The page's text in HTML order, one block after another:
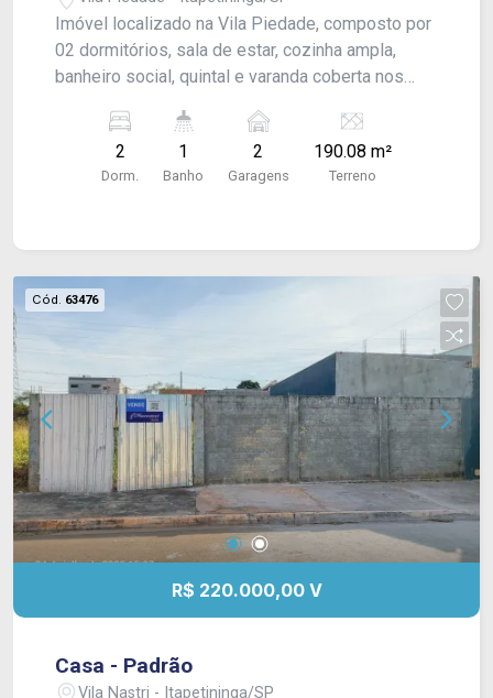
Imóvel localizado na Vila Piedade, composto por
02 dormitórios, sala de estar, cozinha ampla,
banheiro social, quintal e varanda coberta nos
01 vaga descoberta. O imóvel possui
acabamento em piso frio em todos os ambientes
e forro.
2
Dorm.
1
Banho
2
Garagens
190.08 m²
Terreno
Cód. 63476
R$ 220.000,00 V
Casa - Padrão
Vila Nastri - Itapetininga/SP